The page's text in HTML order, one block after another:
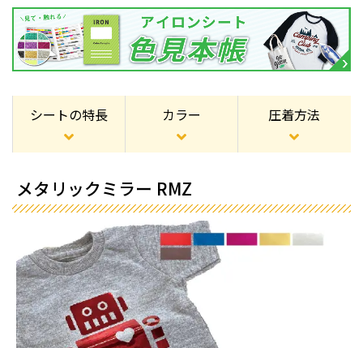
シートの特長 カラー 圧着方法
メタリックミラー RMZ